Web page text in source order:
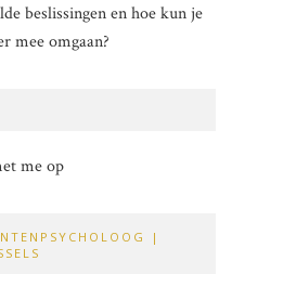
beslissingen en hoe kun je
mee omgaan?
me op
|